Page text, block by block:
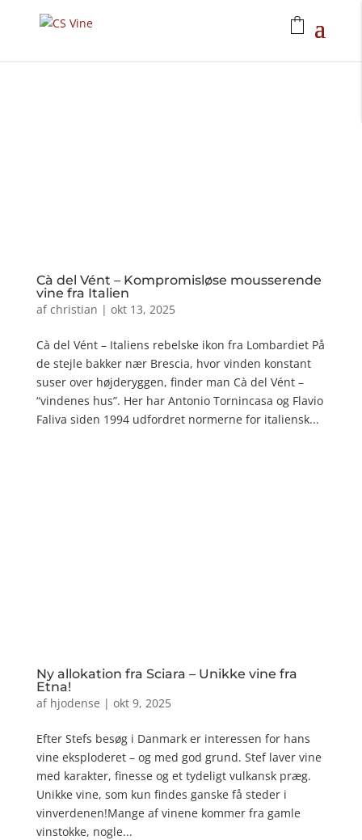
Cà del Vént – Kompromisløse mousserende
vine fra Italien
afchristian | okt 13, 2025
Cà del Vént – Italiens rebelske ikon fra Lombardiet På
de stejle bakker nær Brescia, hvor vinden konstant
suser over højderyggen, finder man Cà del Vént –
“vindenes hus”. Her har Antonio Tornincasa og Flavio
Faliva siden 1994 udfordret normerne for italiensk...
Ny allokation fra Sciara – Unikke vine fra
Etna!
af hjodense | okt 9, 2025
Efter Stefs besøg i Danmark er interessen for hans
vine eksploderet – og med god grund. Stef laver vine
med karakter, finesse og et tydeligt vulkansk præg.
Unikke vine, som kun findes ganske få steder i
vinverdenen!Mange af vinene kommer fra gamle
vinstokke, nogle...